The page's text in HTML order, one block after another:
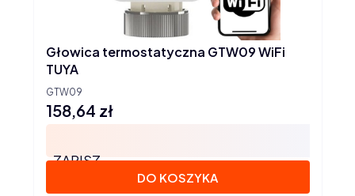
GTW09
Głowica termostatyczna GTW09 WiFi
TUYA
Cena
158,64 zł
ZAPISZ
DO KOSZYKA